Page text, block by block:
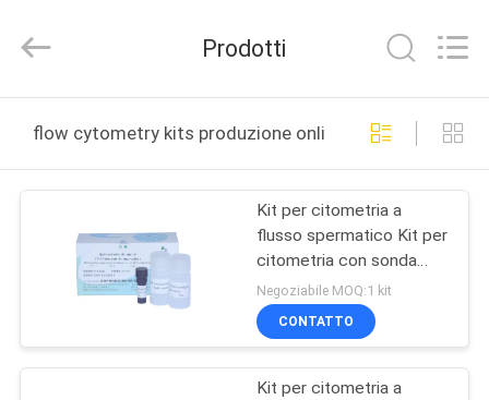
CASA
PRODOTTI
VIDEO
NOI
BRED
Inc..
Reserved.
Prodotti
flow cytometry kits produzione online
Kit per citometria a
flusso spermatico Kit per
citometria con sonda
PNA-FITC Kit per la
colorazione
dell'acrosoma
Negoziabile MOQ:1 kit
CONTATTO
Kit per citometria a